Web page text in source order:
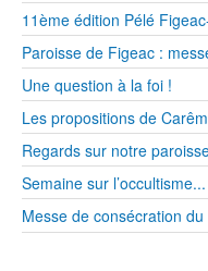
11ème édition Pélé
Paroisse de Figeac :
Une question à la foi !
Les propositions de
Regards sur notre
Semaine sur
Messe de consécration du